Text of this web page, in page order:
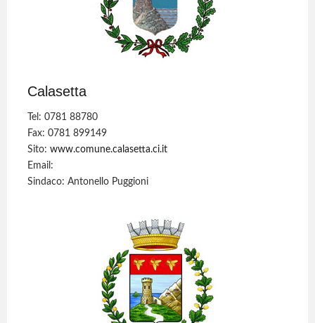
Calasetta
Tel: 0781 88780
Fax: 0781 899149
Sito:www.comune.calasetta.ci.it
Email:
Sindaco: Antonello Puggioni